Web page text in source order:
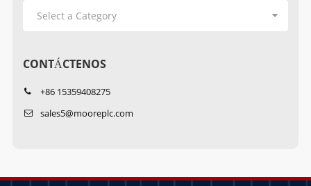
CONTÁCTENOS
+86 15359408275
sales5@mooreplc.com